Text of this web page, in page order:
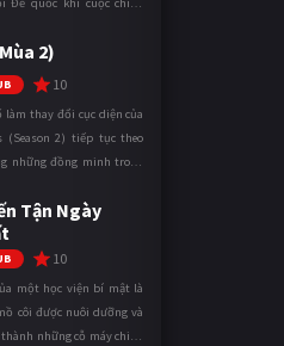
Đế quốc khi cuộc chiến
tài năn ...
2)
10
làm thay đổi cục diện của
(Season 2) tiếp tục theo
những đồng minh trong
...
Tận Ngày
10
một học viện bí mật là
côi được nuôi dưỡng và
những cỗ máy chiến